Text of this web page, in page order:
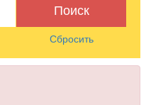
Поиск
Сбросить